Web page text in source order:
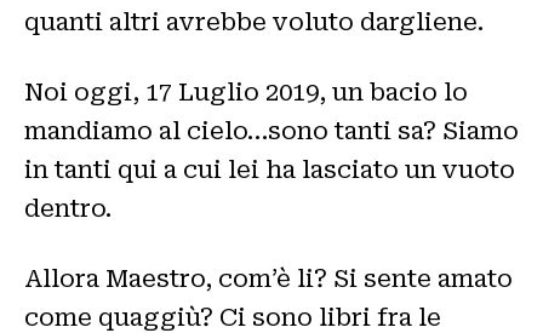
quanti altri avrebbe voluto dargliene.
Noi oggi, 17 Luglio 2019, un bacio lo
mandiamo al cielo…sono tanti sa? Siamo
in tanti qui a cui lei ha lasciato un vuoto
dentro.
Allora Maestro, com’è li? Si sente amato
come quaggiù? Ci sono libri fra le